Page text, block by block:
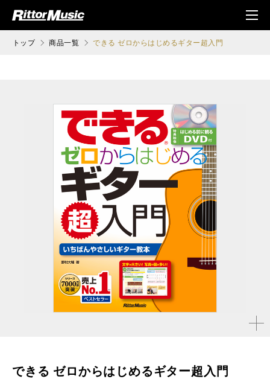
ジック (Rittor Musi
メニ
ュ
トップ 商品一覧 できる ゼロからはじめるギター超入門
拡大す
できる ゼロからはじめるギター超入門